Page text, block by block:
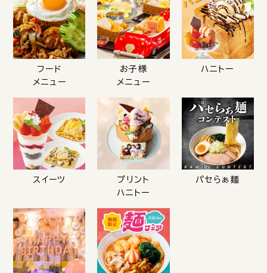
フード
メニュー
お子様
メニュー
ハニトー
スイーツ
プリント
ハニトー
パセらぁ麺